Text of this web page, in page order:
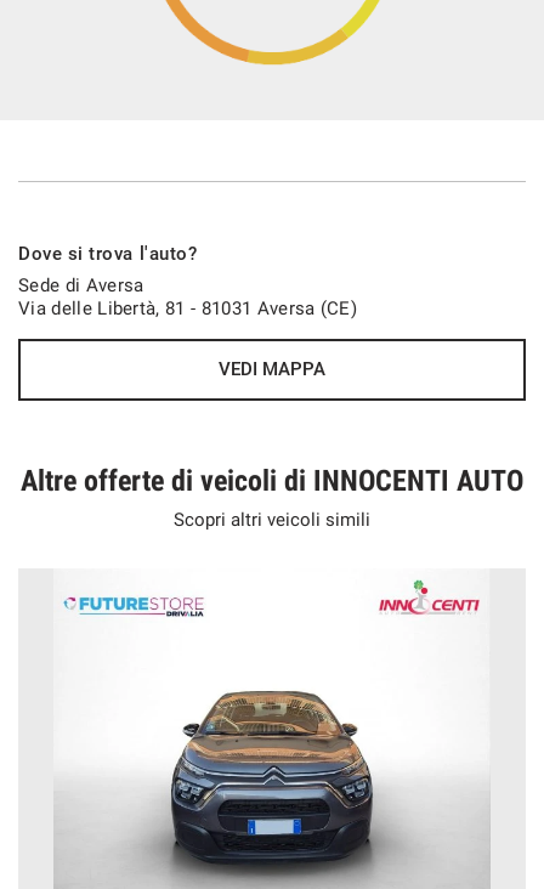
Dove si trova l'auto?
Sede di Aversa
Via delle Libertà, 81 - 81031 Aversa (CE)
VEDI MAPPA
Altre offerte di veicoli di INNOCENTI AUTO
Scopri altri veicoli simili